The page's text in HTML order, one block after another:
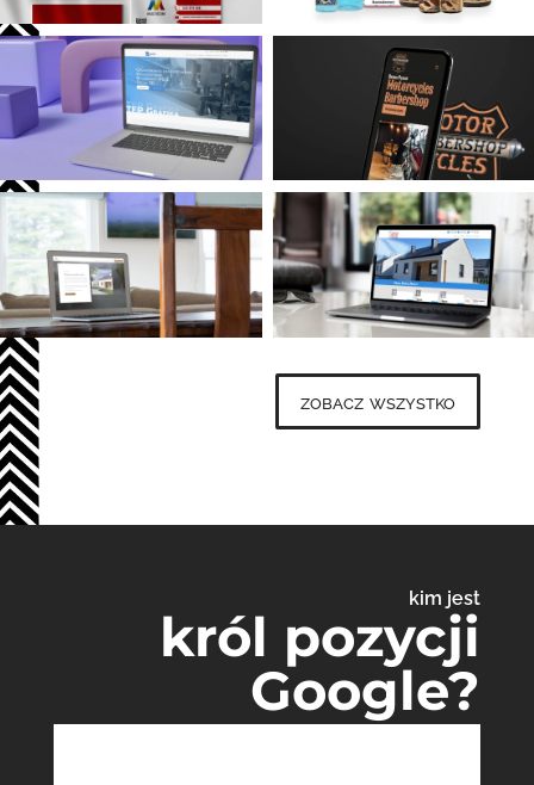
zobacz wszystko
kim jest
król pozycji
Google?